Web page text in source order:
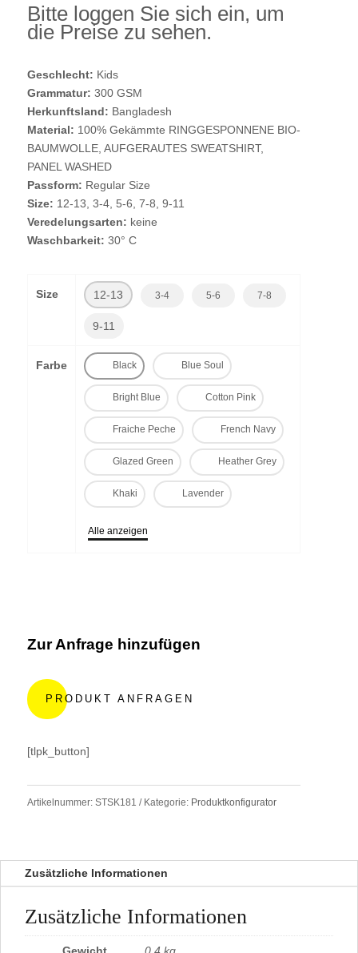
Bitte loggen Sie sich ein, um
die Preise zu sehen.
Geschlecht: Kids
Grammatur: 300 GSM
Herkunftsland: Bangladesh
Material: 100% Gekämmte RINGGESPONNENE BIO-
BAUMWOLLE, AUFGERAUTES SWEATSHIRT,
PANEL WASHED
Passform: Regular Size
Size: 12-13, 3-4, 5-6, 7-8, 9-11
Veredelungsarten: keine
Waschbarkeit: 30° C
Size 12-13 3-4 5-6 7-8
9-11
Farbe Black Blue Soul
Bright Blue Cotton Pink
Fraiche Peche French Navy
Glazed Green Heather Grey
Khaki Lavender
Alle anzeigen
Zur Anfrage hinzufügen
t
e
n
:
PRODUKT ANFRAGEN
[tlpk_button]
Artikelnummer: STSK181 Kategorie: Produktkonfigurator
Zusätzliche Informationen
Zusätzliche Informationen
Gewicht 0,4 kg